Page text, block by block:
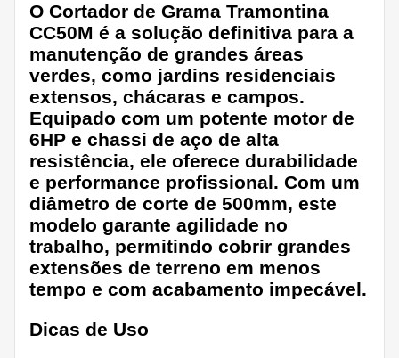
O Cortador de Grama Tramontina
CC50M é a solução definitiva para a
manutenção de grandes áreas
verdes, como jardins residenciais
extensos, chácaras e campos.
Equipado com um potente motor de
6HP e chassi de aço de alta
resistência, ele oferece durabilidade
e performance profissional. Com um
diâmetro de corte de 500mm, este
modelo garante agilidade no
trabalho, permitindo cobrir grandes
extensões de terreno em menos
tempo e com acabamento impecável.
Dicas de Uso